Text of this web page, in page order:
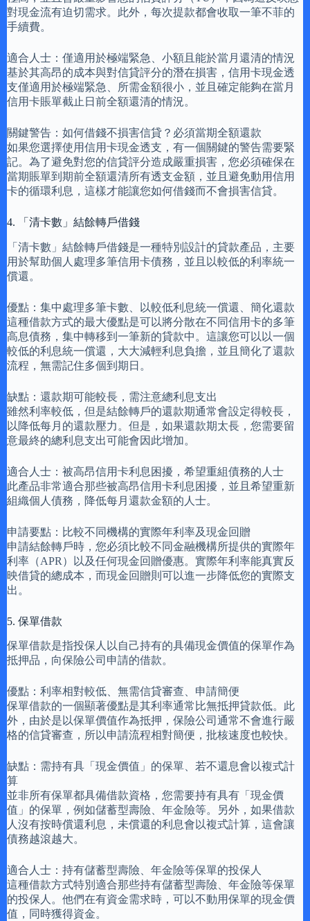
對現金流有迫切需求。此外，每次提款都會收取一筆不菲的
手續費。
適合人士：僅適用於極端緊急、小額且能於當月還清的情況
基於其高昂的成本與對信貸評分的潛在損害，信用卡現金透
支僅適用於極端緊急、所需金額很小，並且確定能夠在當月
信用卡賬單截止日前全額還清的情況。
關鍵警告：如何借錢不損害信貸？必須當期全額還款
如果您選擇使用信用卡現金透支，有一個關鍵的警告需要緊
記。為了避免對您的信貸評分造成嚴重損害，您必須確保在
當期賬單到期前全額還清所有透支金額，並且避免動用信用
卡的循環利息，這樣才能讓您如何借錢而不會損害信貸。
4. 「清卡數」結餘轉戶借錢
「清卡數」結餘轉戶借錢是一種特別設計的貸款產品，主要
用於幫助個人處理多筆信用卡債務，並且以較低的利率統一
償還。
優點：集中處理多筆卡數、以較低利息統一償還、簡化還款
這種借款方式的最大優點是可以將分散在不同信用卡的多筆
高息債務，集中轉移到一筆新的貸款中。這讓您可以以一個
較低的利息統一償還，大大減輕利息負擔，並且簡化了還款
流程，無需記住多個到期日。
缺點：還款期可能較長，需注意總利息支出
雖然利率較低，但是結餘轉戶的還款期通常會設定得較長，
以降低每月的還款壓力。但是，如果還款期太長，您需要留
意最終的總利息支出可能會因此增加。
適合人士：被高昂信用卡利息困擾，希望重組債務的人士
此產品非常適合那些被高昂信用卡利息困擾，並且希望重新
組織個人債務，降低每月還款金額的人士。
申請要點：比較不同機構的實際年利率及現金回贈
申請結餘轉戶時，您必須比較不同金融機構所提供的實際年
利率（APR）以及任何現金回贈優惠。實際年利率能真實反
映借貸的總成本，而現金回贈則可以進一步降低您的實際支
出。
5. 保單借款
保單借款是指投保人以自己持有的具備現金價值的保單作為
抵押品，向保險公司申請的借款。
優點：利率相對較低、無需信貸審查、申請簡便
保單借款的一個顯著優點是其利率通常比無抵押貸款低。此
外，由於是以保單價值作為抵押，保險公司通常不會進行嚴
格的信貸審查，所以申請流程相對簡便，批核速度也較快。
缺點：需持有具「現金價值」的保單、若不還息會以複式計
算
並非所有保單都具備借款資格，您需要持有具有「現金價
值」的保單，例如儲蓄型壽險、年金險等。另外，如果借款
人沒有按時償還利息，未償還的利息會以複式計算，這會讓
債務越滾越大。
適合人士：持有儲蓄型壽險、年金險等保單的投保人
這種借款方式特別適合那些持有儲蓄型壽險、年金險等保單
的投保人。他們在有資金需求時，可以不動用保單的現金價
值，同時獲得資金。